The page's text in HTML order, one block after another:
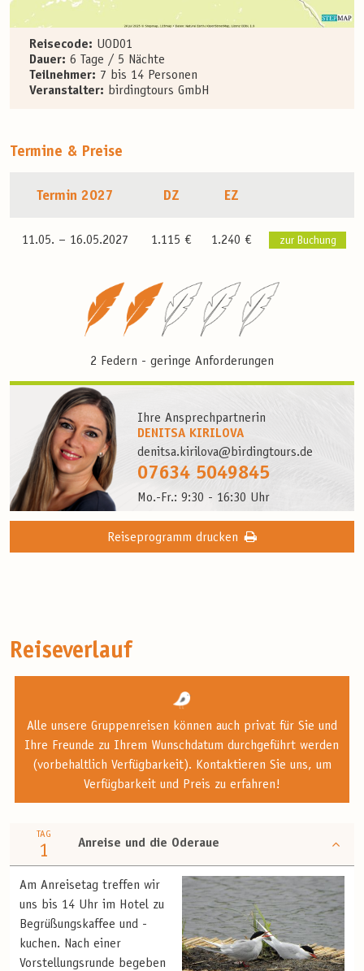
Reisecode: UOD01
Dauer: 6 Tage / 5 Nächte
Teilnehmer: 7 bis 14 Personen
Veranstalter: birdingtours GmbH
Termine & Preise
Termin 2027 DZ EZ
11.05. – 16.05.2027 1.115 € 1.240 € zur Buchung
2 Federn - geringe Anforderungen
Ihre Ansprechpartnerin
DENITSA KIRILOVA
denitsa.kirilova@birdingtours.de
07634 5049845
Mo.-Fr.: 9:30 - 16:30 Uhr
Reiseprogramm drucken
Reiseverlauf
Alle unsere Gruppenreisen können auch privat für Sie und
Ihre Freunde zu Ihrem Wunschdatum durchgeführt werden
(vorbehaltlich Verfügbarkeit). Kontaktieren Sie uns, um
Verfügbarkeit und Preis zu erfahren!
TAG
1 Anreise und die Oderaue
Am Anreisetag treffen wir
uns bis 14 Uhr im Hotel zu
Begrüßungskaffee und -
kuchen. Nach einer
Vorstellungsrunde begeben